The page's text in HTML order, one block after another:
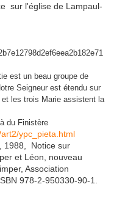
sur l'église de Lampaul-
est un beau groupe de
Seigneur est étendu sur
les trois Marie assistent la
du Finistère
ypc_pieta.html
1988, Notice sur
et Léon, nouveau
Association
978-2-950330-90-1.